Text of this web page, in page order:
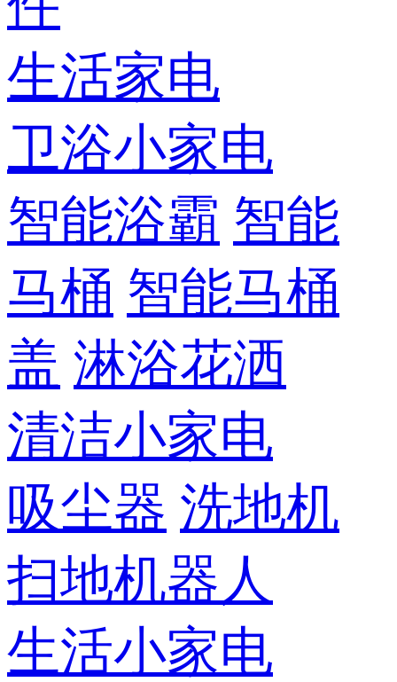
生活家电
卫浴小家电
智能浴霸 智能
马桶 智能马桶
盖 淋浴花洒
清洁小家电
吸尘器 洗地机
扫地机器人
生活小家电